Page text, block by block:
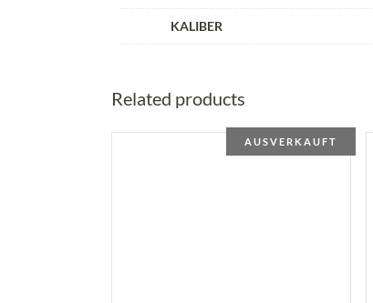
KALIBER
Related products
AUSVERKAUFT